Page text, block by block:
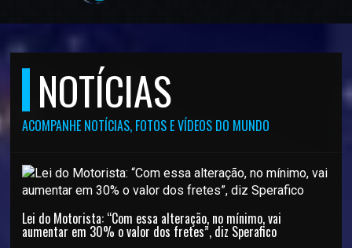
NOTÍCIAS
ACOMPANHE NOTÍCIAS, FOTOS E VÍDEOS DO MUNDO
Lei do Motorista: “Com essa alteração, no mínimo, vai
aumentar em 30% o valor dos fretes”, diz Sperafico